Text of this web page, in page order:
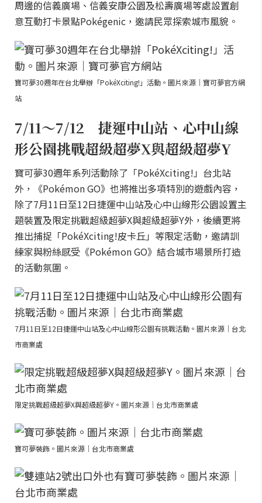
周邊的信義廣場、信義安康公園及松壽廣場等處設置創
意互動打卡景點Pokégenic，邀請民眾探索城市風貌。
寶可夢30週年在台北舉辦「PokéXciting!」活動。圖片來源｜寶可夢官方網
站
7/11～7/12 捷運中山站、心中山線
形公園挑戰超級超夢X與超級超夢Y
寶可夢30週年系列活動除了「PokéXciting!」台北站
外，《Pokémon GO》也將推出多項特別的遊戲內容，
除了7月11日至12日捷運中山站及心中山線形公園設置主
題裝置及限定挑戰超級超夢X與超級超夢Y外，後續更將
推出捕捉「PokéXciting!皮卡丘」等限定活動，邀請訓
練家與粉絲感受《Pokémon GO》結合城市場景所打造
的活動氛圍。
7月11日至12日捷運中山站及心中山線形公園有挑戰活動。圖片來源｜台北
市商業處
限定挑戰超級超夢X與超級超夢Y。圖片來源｜台北市商業處
寶可夢裝飾。圖片來源｜台北市商業處